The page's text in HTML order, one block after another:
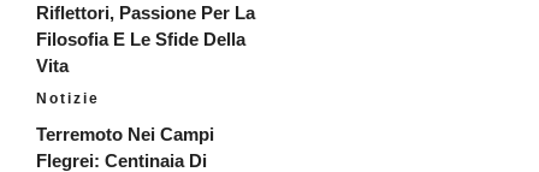
Riflettori, Passione Per La
Filosofia E Le Sfide Della
Vita
Notizie
Terremoto Nei Campi
Flegrei: Centinaia Di